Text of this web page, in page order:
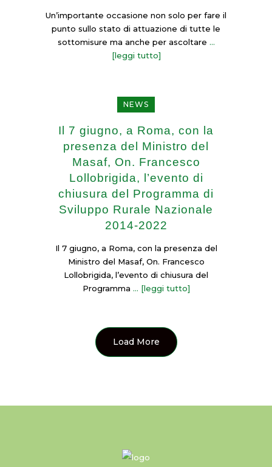
Un’importante occasione non solo per fare il
punto sullo stato di attuazione di tutte le
sottomisure ma anche per ascoltare
NEWS
Il 7 giugno, a Roma, con la
presenza del Ministro del
Masaf, On. Francesco
Lollobrigida, l’evento di
chiusura del Programma di
Sviluppo Rurale Nazionale
2014-2022
Il 7 giugno, a Roma, con la presenza del
Ministro del Masaf, On. Francesco
Lollobrigida, l’evento di chiusura del
Programma
Load More